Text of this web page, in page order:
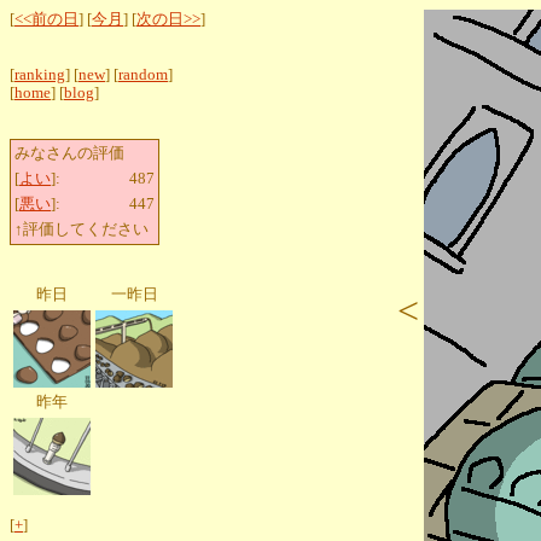
[<<前の日 ] [今月 ] [次の日>>]
[ranking] [new] [random]
[home] [blog]
みなさんの評価
[よい]:
487
[悪い]:
447
↑評価してください
昨日 一昨日
昨年
[+]
<